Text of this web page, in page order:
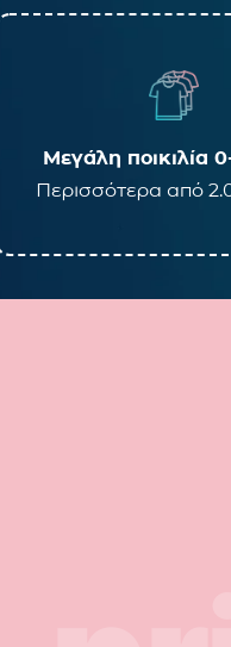
Μεγάλη ποικιλία
Περισσότερα από